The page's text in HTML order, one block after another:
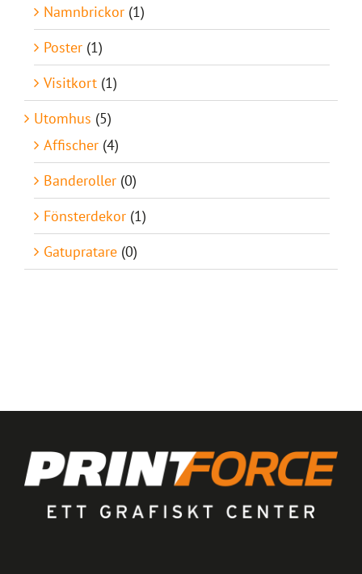
Namnbrickor (1)
Poster (1)
Visitkort (1)
Utomhus (5)
Affischer (4)
Banderoller (0)
Fönsterdekor (1)
Gatupratare (0)